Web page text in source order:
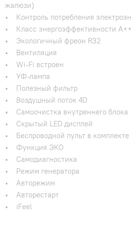
жалюзи)
• Контроль потребления
• Класс энергоэффективности А++
• Экологичный фреон R32
• Вентиляция
• Wi-Fi встроен
• УФ-лампа
• Полезный фильтр
• Воздушный поток 4D
• Самоочистка внутреннего блока
• Скрытый LED дисплей
• Беспроводной пульт в комплекте
• Функция ЭКО
• Самодиагностика
• Режим генератора
• Авторежим
• Авторестарт
• iFeel